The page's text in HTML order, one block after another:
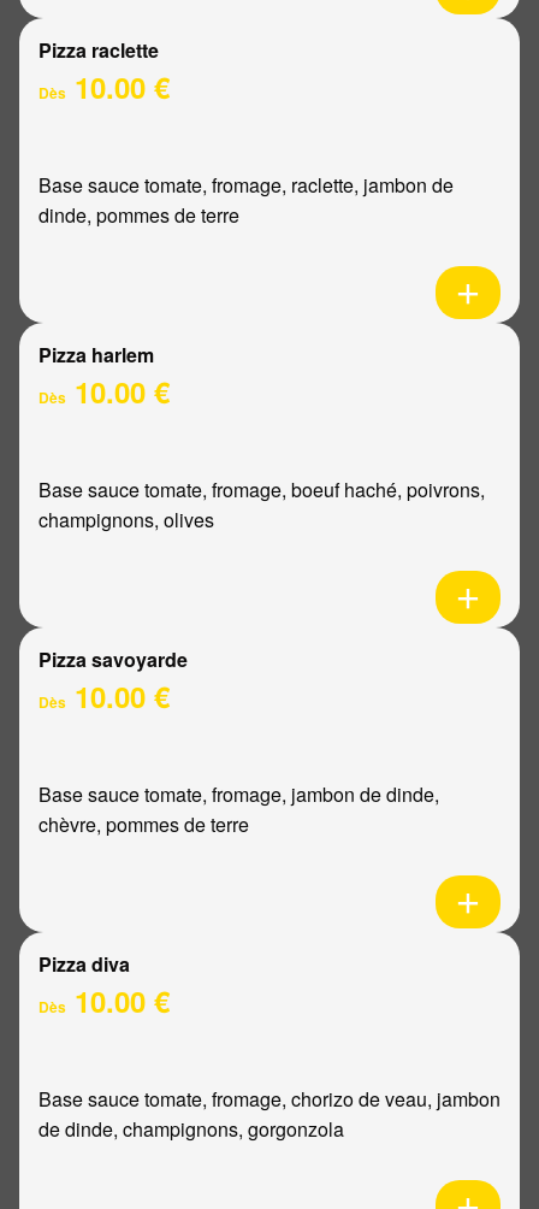
Pizza raclette
Dès 10.00 €
Base sauce tomate, fromage, raclette, jambon de
dinde, pommes de terre
Pizza harlem
Dès 10.00 €
Base sauce tomate, fromage, boeuf haché, poivrons,
champignons, olives
Pizza savoyarde
Dès 10.00 €
Base sauce tomate, fromage, jambon de dinde,
chèvre, pommes de terre
Pizza diva
Dès 10.00 €
Base sauce tomate, fromage, chorizo de veau, jambon
de dinde, champignons, gorgonzola